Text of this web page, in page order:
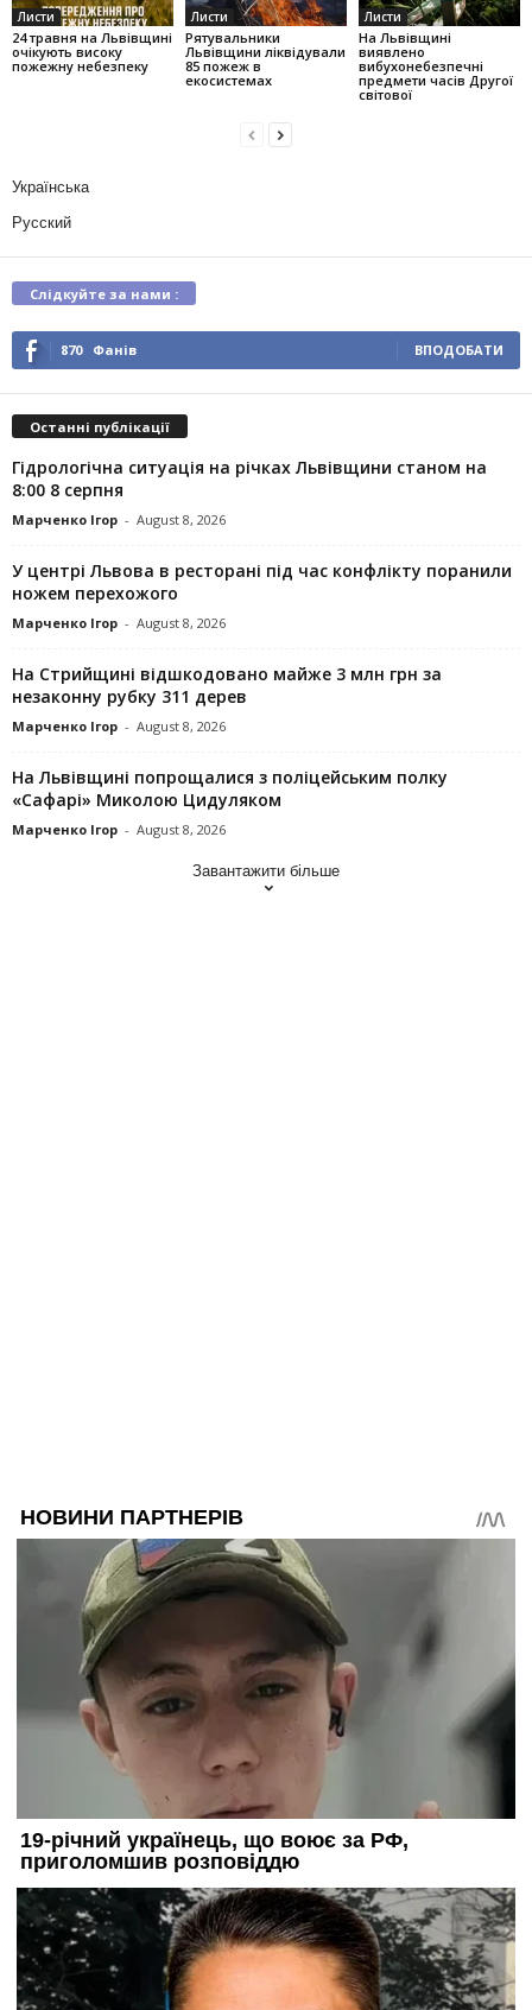
Листи
24 травня на Львівщині
очікують високу
пожежну небезпеку
Листи
Рятувальники
Львівщини ліквідували
85 пожеж в
екосистемах
Листи
На Львівщині
виявлено
вибухонебезпечні
предмети часів Другої
світової
Українська
Русский
Слідкуйте за нами :
870 Фанів ВПОДОБАТИ
Останні публікації
Гідрологічна ситуація на річках Львівщини станом на
8:00 8 серпня
Марченко Ігор - August 8, 2026
У центрі Львова в ресторані під час конфлікту поранили
ножем перехожого
Марченко Ігор - August 8, 2026
На Стрийщині відшкодовано майже 3 млн грн за
незаконну рубку 311 дерев
Марченко Ігор - August 8, 2026
На Львівщині попрощалися з поліцейським полку
«Сафарі» Миколою Цидуляком
Марченко Ігор - August 8, 2026
Завантажити більше